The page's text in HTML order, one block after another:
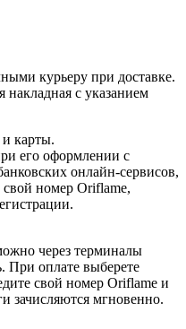
курьеру при доставке.
накладная с указанием
карты.
его оформлении с
онлайн-сервисов,
свой номер Oriflame,
через терминалы
При оплате выберете
свой номер Oriflame и
зачисляются мгновенно.